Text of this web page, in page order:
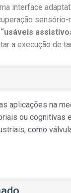
interface
a execução de
aplicações na
ou cognitivas
como